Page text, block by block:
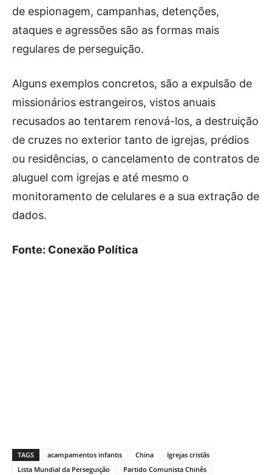
de espionagem, campanhas, detenções,
ataques e agressões são as formas mais
regulares de perseguição.
Alguns exemplos concretos, são a expulsão de
missionários estrangeiros, vistos anuais
recusados ao tentarem renová-los, a destruição
de cruzes no exterior tanto de igrejas, prédios
ou residências, o cancelamento de contratos de
aluguel com igrejas e até mesmo o
monitoramento de celulares e a sua extração de
dados.
Fonte: Conexão Política
TAGS acampamentos infantis China
Igrejas cristãs
Lista Mundial da Perseguição
Partido Comunista Chinês